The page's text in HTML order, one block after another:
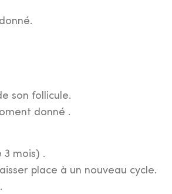
son follicule.
donné .
3 mois) .
place à un nouveau cycle.